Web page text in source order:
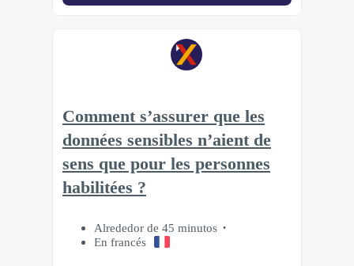
Comment s’assurer que les
données sensibles n’aient de
sens que pour les personnes
habilitées ?
Alrededor de 45 minutos
En francés